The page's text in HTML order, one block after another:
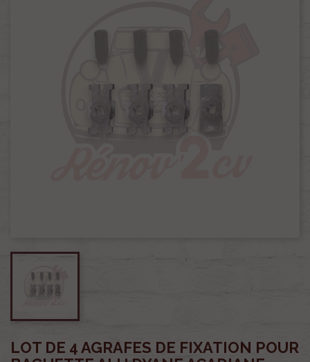
LOT DE 4 AGRAFES DE FIXATION POUR